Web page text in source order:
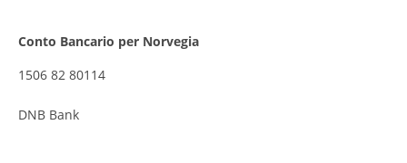
Conto Bancario per Norvegia
1506 82 80114
DNB Bank